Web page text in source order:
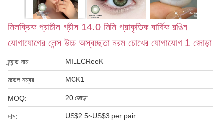
মিলক্রিক প্রাচীন গ্রীস 14.0 মিমি প্রাকৃতিক বার্ষিক রঙিন
যোগাযোগের লেন্স উচ্চ অস্বচ্ছতা নরম চোখের যোগাযোগ 1 জোড়া
ব্র্যান্ড নাম: MILLCReeK
মডেল নম্বর: MCK1
MOQ: 20 জোড়া
দাম: US$2.5~US$3 per pair